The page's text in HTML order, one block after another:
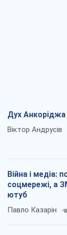
Дух
Віктор Андрусів
Війна і медіа:
соцмережі, а
ютуб
Павло Казарін